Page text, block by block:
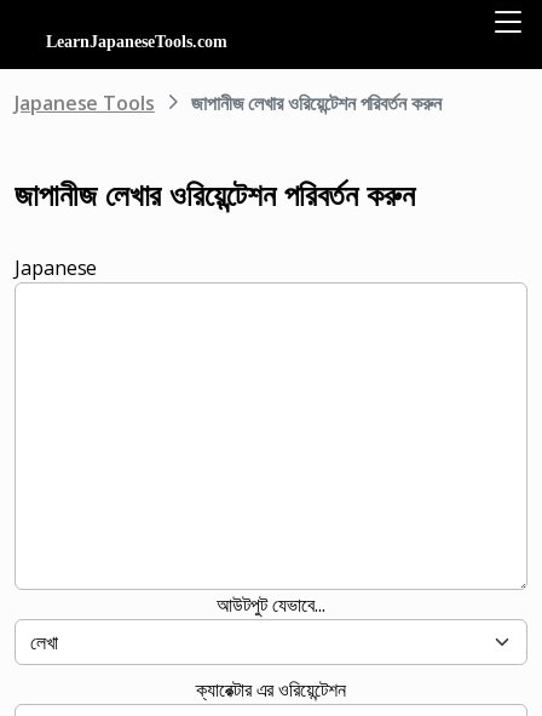
Japanese Tools জাপানীজ লেখার ওরিয়েন্টেশন পরিবর্তন করুন
জাপানীজ লেখার ওরিয়েন্টেশন পরিবর্তন করুন
Japanese
আউটপুট যেভাবে...
ক্যারেক্টার এর ওরিয়েন্টেশন